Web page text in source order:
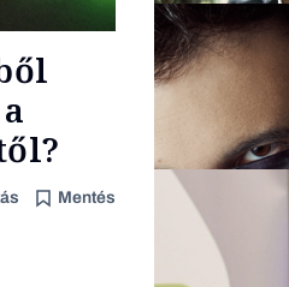
Mentés
TÁMOGATÓI
TARTALOM